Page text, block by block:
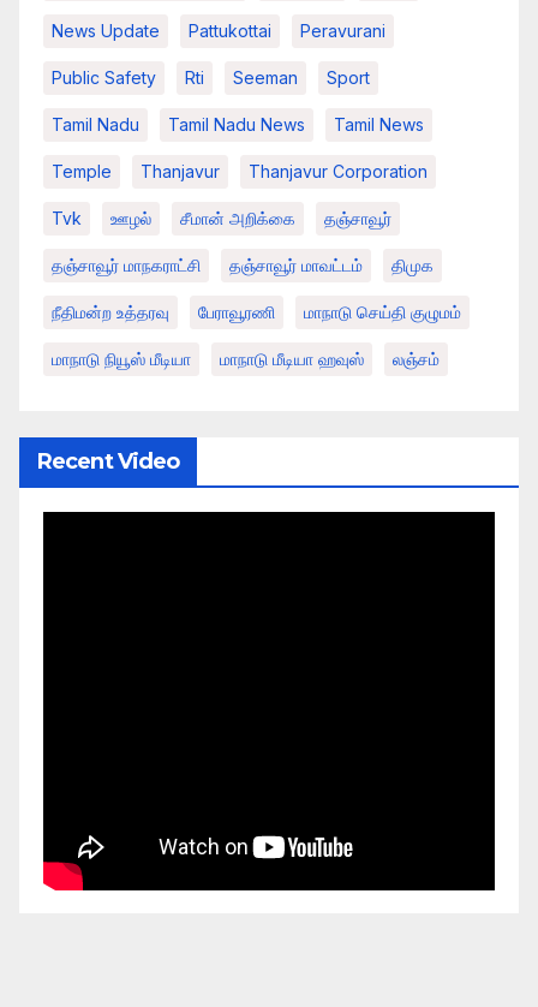
News Update Pattukottai Peravurani
Public Safety Rti Seeman Sport
Tamil Nadu Tamil Nadu News Tamil News
Temple Thanjavur Thanjavur Corporation
Tvk ஊழல் சீமான் அறிக்கை தஞ்சாவூர்
தஞ்சாவூர் மாநகராட்சி தஞ்சாவூர் மாவட்டம் திமுக
நீதிமன்ற உத்தரவு பேராவூரணி மாநாடு செய்தி குழுமம்
மாநாடு நியூஸ் மீடியா மாநாடு மீடியா ஹவுஸ் லஞ்சம்
Recent Video